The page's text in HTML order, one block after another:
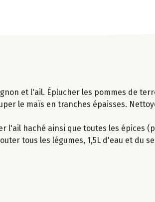
et l'ail. Éplucher les pommes de
le maïs en tranches épaisses.
l'ail haché ainsi que toutes les épices
tous les légumes, 1,5L d'eau et du